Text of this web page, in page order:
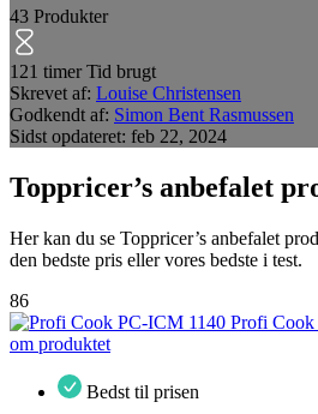
43 Produkter
121 timer Tid brugt
Skrevet af: Louise Christensen
Godkendt af: Simon Bent Rasmussen
Sidst opdateret: feb 22, 2024
Toppricer’s anbefalet
Her kan du se Toppricer’s anbefalet
den bedste pris eller vores bedste i test.
86
Profi
om produktet
Bedst til prisen